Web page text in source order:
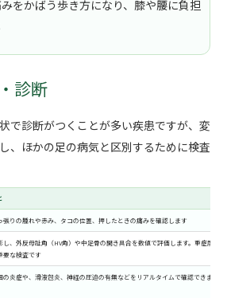
をかばう歩き方になり、膝や腰に負担
診断
で診断がつくことが多い疾患ですが、変
、ほかの足の病気と区別するために検査
張りの腫れや赤み、タコの位置、押したときの痛みを確認します
し、外反母趾角（HV角）や中足骨の開き具合を数値で評価します。重症度の
要な検査です
の炎症や、滑液包炎、神経の圧迫の有無などをリアルタイムで確認できます